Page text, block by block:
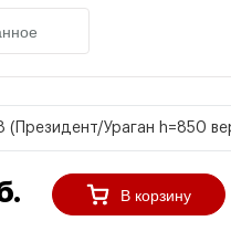
(Президент/Ураган h=850
В корзину